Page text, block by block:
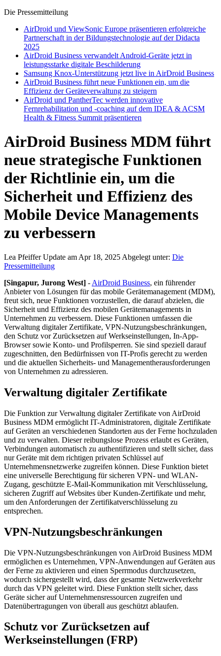
Die Pressemitteilung
AirDroid und ViewSonic Europe präsentieren erfolgreiche
Partnerschaft in der Bildungstechnologie auf der Didacta
2025
AirDroid Business verwandelt Android-Geräte jetzt in
leistungsstarke digitale Beschilderung
Samsung Knox-Unterstützung jetzt live in AirDroid Business
AirDroid Business führt neue Funktionen ein, um die
Effizienz der Geräteverwaltung zu steigern
AirDroid und PantherTec werden innovative
Fernrehabilitation und -coaching auf dem IDEA & ACSM
Health & Fitness Summit präsentieren
AirDroid Business MDM führt
neue strategische Funktionen
der Richtlinie ein, um die
Sicherheit und Effizienz des
Mobile Device Managements
zu verbessern
Lea PfeifferUpdate am Apr 18, 2025 Abgelegt unter: Die
Pressemitteilung
[Singapur, Jurong West] - AirDroid Business, ein führender
Anbieter von Lösungen für das mobile Gerätemanagement (MDM),
freut sich, neue Funktionen vorzustellen, die darauf abzielen, die
Sicherheit und Effizienz des mobilen Gerätemanagements in
Unternehmen zu verbessern. Diese Funktionen umfassen die
Verwaltung digitaler Zertifikate, VPN-Nutzungsbeschränkungen,
den Schutz vor Zurücksetzen auf Werkseinstellungen, In-App-
Browser sowie Konto- und Profilsperren. Sie sind speziell darauf
zugeschnitten, den Bedürfnissen von IT-Profis gerecht zu werden
und die aktuellen Sicherheits- und Managementherausforderungen
von Unternehmen zu adressieren.
Verwaltung digitaler Zertifikate
Die Funktion zur Verwaltung digitaler Zertifikate von AirDroid
Business MDM ermöglicht IT-Administratoren, digitale Zertifikate
auf Geräten an verschiedenen Standorten aus der Ferne hochzuladen
und zu verwalten. Dieser reibungslose Prozess erlaubt es Geräten,
Verbindungen automatisch zu authentifizieren und stellt sicher, dass
nur Geräte mit dem richtigen privaten Schlüssel auf
Unternehmensnetzwerke zugreifen können. Diese Funktion bietet
eine universelle Berechtigung für sicheren VPN- und WLAN-
Zugang, geschützte E-Mail-Kommunikation mit Verschlüsselung,
sicheren Zugriff auf Websites über Kunden-Zertifikate und mehr,
um den Anforderungen der Zertifikatverschlüsselung zu
entsprechen.
VPN-Nutzungsbeschränkungen
Die VPN-Nutzungsbeschränkungen von AirDroid Business MDM
ermöglichen es Unternehmen, VPN-Anwendungen auf Geräten aus
der Ferne zu aktivieren und einen Sperrmodus durchzusetzen,
wodurch sichergestellt wird, dass der gesamte Netzwerkverkehr
durch das VPN geleitet wird. Diese Funktion stellt sicher, dass
Geräte sicher auf Unternehmensressourcen zugreifen und
Datenübertragungen von überall aus geschützt ablaufen.
Schutz vor Zurücksetzen auf
Werkseinstellungen (FRP)